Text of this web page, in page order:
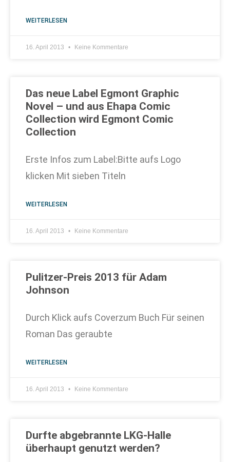
WEITERLESEN
16. April 2013 Keine Kommentare
Das neue Label Egmont Graphic
Novel – und aus Ehapa Comic
Collection wird Egmont Comic
Collection
Erste Infos zum Label:Bitte aufs Logo
klicken Mit sieben Titeln
WEITERLESEN
16. April 2013 Keine Kommentare
Pulitzer-Preis 2013 für Adam
Johnson
Durch Klick aufs Coverzum Buch Für seinen
Roman Das geraubte
WEITERLESEN
16. April 2013 Keine Kommentare
Durfte abgebrannte LKG-Halle
überhaupt genutzt werden?